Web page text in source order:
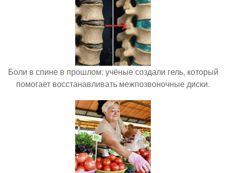
Боли в спине в прошлом: учёные создали гель, который
помогает восстанавливать межпозвоночные диски.